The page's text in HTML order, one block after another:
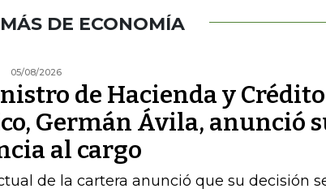
MÁS DE ECONOMÍA
05/08/2026
de Hacienda y Crédito
Germán Ávila, anunció
al cargo
de la cartera anunció que su decisión